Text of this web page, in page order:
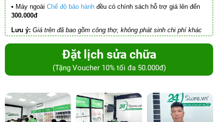
• Máy ngoài Chế độ bảo hành đều có chính sách hỗ trợ giá lên đến
300.000đ
Lưu ý: Giá trên đã bao gồm công thợ, không phát sinh chi phí khác
Đặt lịch sửa chữa
(Tặng Voucher 10% tối đa 50.000đ)